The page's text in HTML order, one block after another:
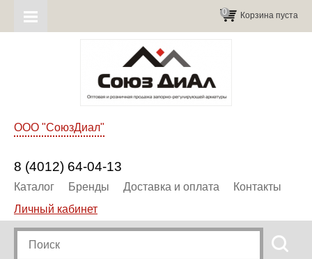
Корзина пуста
0
ООО "СоюзДиал"
8 (4012) 64-04-13
Каталог Бренды Доставка и оплата
Контакты
Личный кабинет